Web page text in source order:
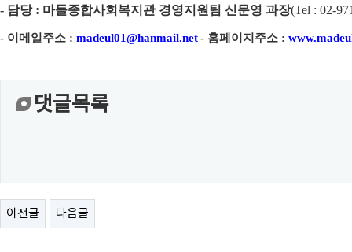
- 담당 : 마들종합사회복지관 경영지원팀 신문영 과장(Tel : 02-
- 이메일주소 : madeul01@hanmail.net- 홈페이지주소 :
댓글목록
이전글 다음글